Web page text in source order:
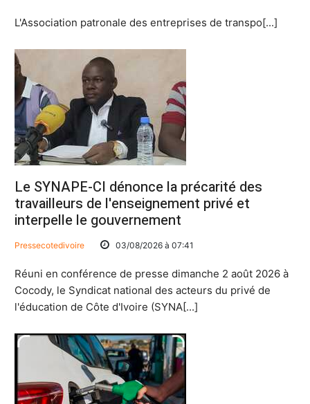
L'Association patronale des entreprises de transpo[...]
Le SYNAPE-CI dénonce la précarité des
travailleurs de l'enseignement privé et
interpelle le gouvernement
Pressecotedivoire 03/08/2026 à 07:41
Réuni en conférence de presse dimanche 2 août 2026 à
Cocody, le Syndicat national des acteurs du privé de
l'éducation de Côte d'Ivoire (SYNA[...]